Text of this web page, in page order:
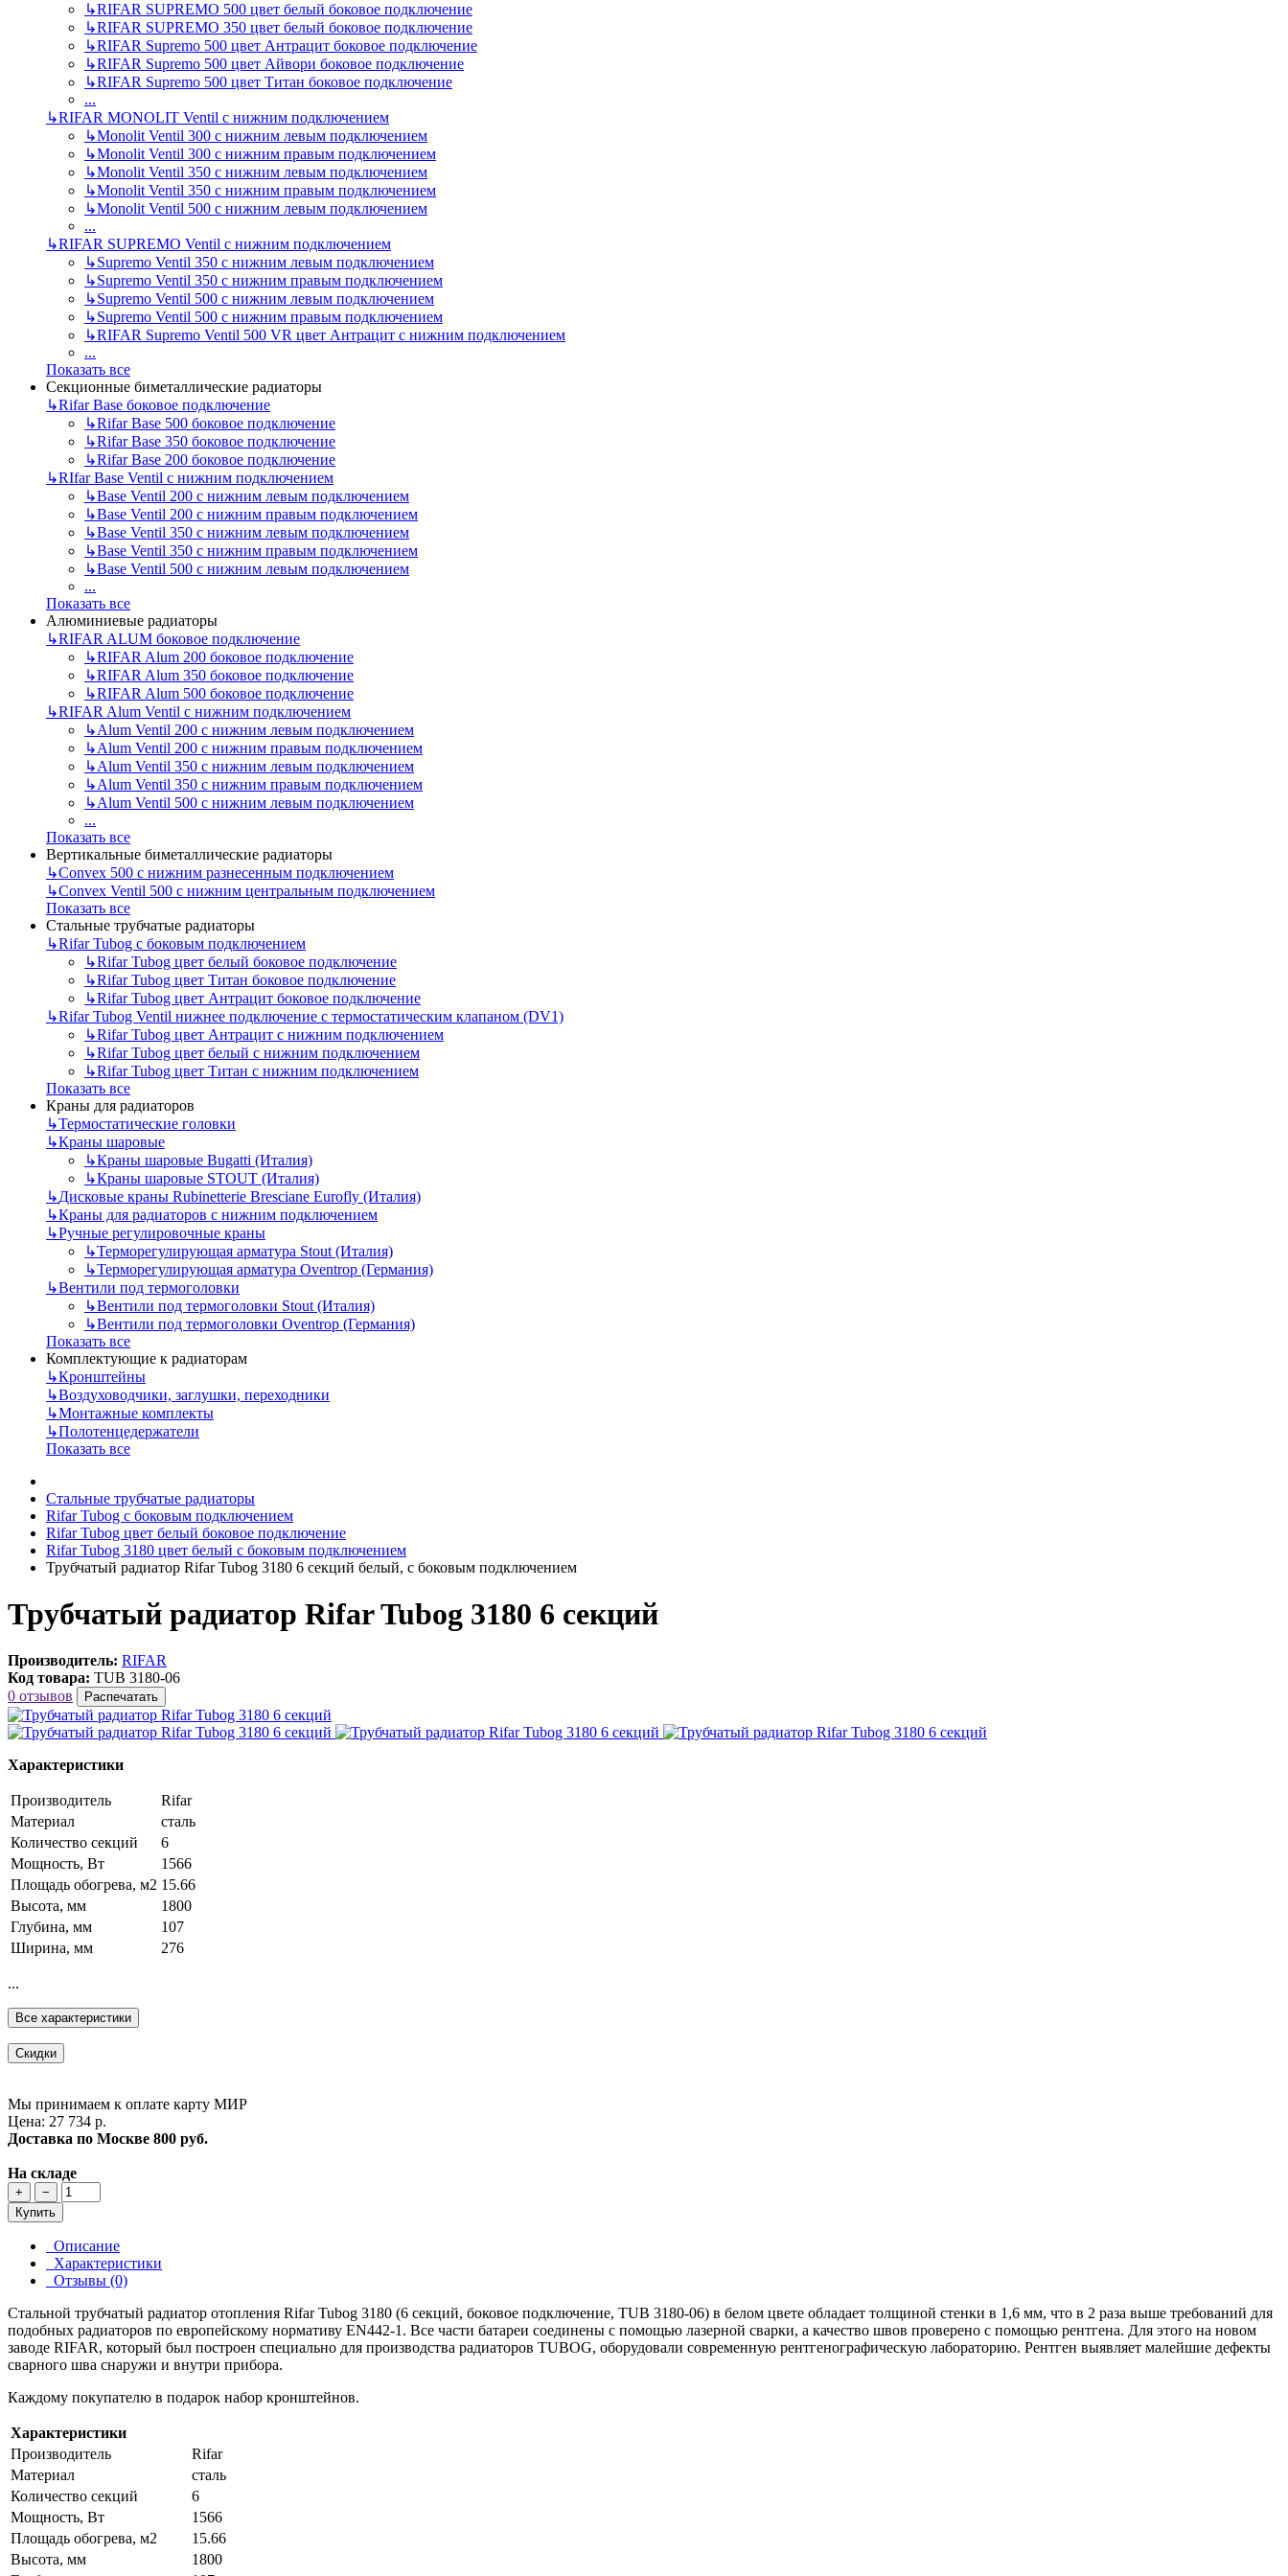
↳RIFAR SUPREMO 500 цвет белый боковое подключение
↳RIFAR SUPREMO 350 цвет белый боковое подключение
↳RIFAR Supremo 500 цвет Антрацит боковое подключение
↳RIFAR Supremo 500 цвет Айвори боковое подключение
↳RIFAR Supremo 500 цвет Титан боковое подключение
...
↳RIFAR MONOLIT Ventil с нижним подключением
↳Monolit Ventil 300 с нижним левым подключением
↳Monolit Ventil 300 с нижним правым подключением
↳Monolit Ventil 350 с нижним левым подключением
↳Monolit Ventil 350 с нижним правым подключением
↳Monolit Ventil 500 с нижним левым подключением
...
↳RIFAR SUPREMO Ventil с нижним подключением
↳Supremo Ventil 350 с нижним левым подключением
↳Supremo Ventil 350 с нижним правым подключением
↳Supremo Ventil 500 с нижним левым подключением
↳Supremo Ventil 500 с нижним правым подключением
↳RIFAR Supremo Ventil 500 VR цвет Антрацит с нижним подключением
...
Показать все
Секционные биметаллические радиаторы
↳Rifar Base боковое подключение
↳Rifar Base 500 боковое подключение
↳Rifar Base 350 боковое подключение
↳Rifar Base 200 боковое подключение
↳RIfar Base Ventil с нижним подключением
↳Base Ventil 200 с нижним левым подключением
↳Base Ventil 200 с нижним правым подключением
↳Base Ventil 350 с нижним левым подключением
↳Base Ventil 350 с нижним правым подключением
↳Base Ventil 500 с нижним левым подключением
...
Показать все
Алюминиевые радиаторы
↳RIFAR ALUM боковое подключение
↳RIFAR Alum 200 боковое подключение
↳RIFAR Alum 350 боковое подключение
↳RIFAR Alum 500 боковое подключение
↳RIFAR Alum Ventil с нижним подключением
↳Alum Ventil 200 с нижним левым подключением
↳Alum Ventil 200 с нижним правым подключением
↳Alum Ventil 350 с нижним левым подключением
↳Alum Ventil 350 с нижним правым подключением
↳Alum Ventil 500 с нижним левым подключением
...
Показать все
Вертикальные биметаллические радиаторы
↳Convex 500 с нижним разнесенным подключением
↳Convex Ventil 500 с нижним центральным подключением
Показать все
Стальные трубчатые радиаторы
↳Rifar Tubog с боковым подключением
↳Rifar Tubog цвет белый боковое подключение
↳Rifar Tubog цвет Титан боковое подключение
↳Rifar Tubog цвет Антрацит боковое подключение
↳Rifar Tubog Ventil нижнее подключение с термостатическим клапаном (DV1)
↳Rifar Tubog цвет Антрацит с нижним подключением
↳Rifar Tubog цвет белый с нижним подключением
↳Rifar Tubog цвет Титан с нижним подключением
Показать все
Краны для радиаторов
↳Термостатические головки
↳Краны шаровые
↳Краны шаровые Bugatti (Италия)
↳Краны шаровые STOUT (Италия)
↳Дисковые краны Rubinetterie Bresciane Eurofly (Италия)
↳Краны для радиаторов с нижним подключением
↳Ручные регулировочные краны
↳Терморегулирующая арматура Stout (Италия)
↳Терморегулирующая арматура Oventrop (Германия)
↳Вентили под термоголовки
↳Вентили под термоголовки Stout (Италия)
↳Вентили под термоголовки Oventrop (Германия)
Показать все
Комплектующие к радиаторам
↳Кронштейны
↳Воздуховодчики, заглушки, переходники
↳Монтажные комплекты
↳Полотенцедержатели
Показать все
Стальные трубчатые радиаторы
Rifar Tubog с боковым подключением
Rifar Tubog цвет белый боковое подключение
Rifar Tubog 3180 цвет белый с боковым подключением
Трубчатый радиатор Rifar Tubog 3180 6 секций белый, с боковым подключением
Трубчатый радиатор Rifar Tubog 3180 6 секций
Производитель: RIFAR
Код товара: TUB 3180-06
0 отзывов
Распечатать
Характеристики
Производитель
Rifar
Материал
сталь
Количество секций
6
Мощность, Вт
1566
Площадь обогрева, м2 15.66
Высота, мм
1800
Глубина, мм
107
Ширина, мм
276
...
Все характеристики
Скидки
Мы принимаем к оплате карту МИР
Цена: 27 734 р.
Доставка по Москве 800 руб.
На складе
+
−
Купить
Описание
Характеристики
Отзывы (0)
Стальной трубчатый радиатор отопления Rifar Tubog 3180 (6 секций, боковое подключение, TUB 3180-06) в белом цвете обладает толщиной стенки в 1,6 мм, что в 2 раза выше требований для
подобных радиаторов по европейскому нормативу EN442-1. Все части батареи соединены с помощью лазерной сварки, а качество швов проверено с помощью рентгена. Для этого на новом
заводе RIFAR, который был построен специально для производства радиаторов TUBOG, оборудовали современную рентгенографическую лабораторию. Рентген выявляет малейшие дефекты
сварного шва снаружи и внутри прибора.
Каждому покупателю в подарок набор кронштейнов.
Характеристики
Производитель
Rifar
Материал
сталь
Количество секций
6
Мощность, Вт
1566
Площадь обогрева, м2
15.66
Высота, мм
1800